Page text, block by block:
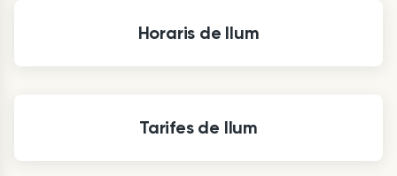
Horaris de llum
Tarifes de llum